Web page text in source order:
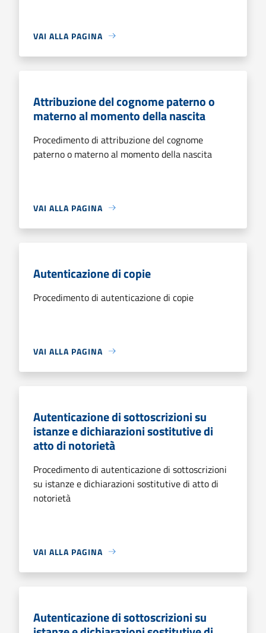
VAI ALLA PAGINA
Attribuzione del cognome paterno o
materno al momento della nascita
Procedimento di attribuzione del cognome
paterno o materno al momento della nascita
VAI ALLA PAGINA
Autenticazione di copie
Procedimento di autenticazione di copie
VAI ALLA PAGINA
Autenticazione di sottoscrizioni su
istanze e dichiarazioni sostitutive di
atto di notorietà
Procedimento di autenticazione di sottoscrizioni
su istanze e dichiarazioni sostitutive di atto di
notorietà
VAI ALLA PAGINA
Autenticazione di sottoscrizioni su